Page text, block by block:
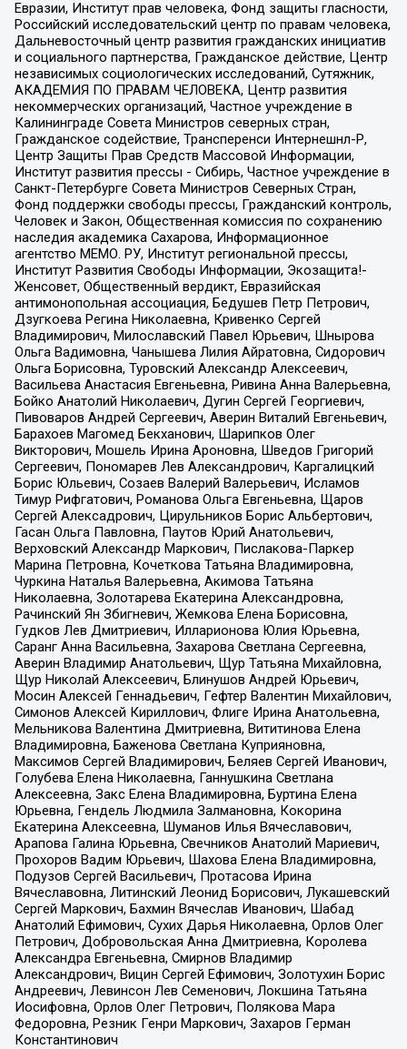
Евразии, Институт прав человека, Фонд защиты гласности,
Российский исследовательский центр по правам человека,
Дальневосточный центр развития гражданских инициатив
и социального партнерства, Гражданское действие, Центр
независимых социологических исследований, Сутяжник,
АКАДЕМИЯ ПО ПРАВАМ ЧЕЛОВЕКА, Центр развития
некоммерческих организаций, Частное учреждение в
Калининграде Совета Министров северных стран,
Гражданское содействие, Трансперенси Интернешнл-Р,
Центр Защиты Прав Средств Массовой Информации,
Институт развития прессы - Сибирь, Частное учреждение в
Санкт-Петербурге Совета Министров Северных Стран,
Фонд поддержки свободы прессы, Гражданский контроль,
Человек и Закон, Общественная комиссия по сохранению
наследия академика Сахарова, Информационное
агентство МЕМО. РУ, Институт региональной прессы,
Институт Развития Свободы Информации, Экозащита!-
Женсовет, Общественный вердикт, Евразийская
антимонопольная ассоциация, Бедушев Петр Петрович,
Дзугкоева Регина Николаевна, Кривенко Сергей
Владимирович, Милославский Павел Юрьевич, Шнырова
Ольга Вадимовна, Чанышева Лилия Айратовна, Сидорович
Ольга Борисовна, Туровский Александр Алексеевич,
Васильева Анастасия Евгеньевна, Ривина Анна Валерьевна,
Бойко Анатолий Николаевич, Дугин Сергей Георгиевич,
Пивоваров Андрей Сергеевич, Аверин Виталий Евгеньевич,
Барахоев Магомед Бекханович, Шарипков Олег
Викторович, Мошель Ирина Ароновна, Шведов Григорий
Сергеевич, Пономарев Лев Александрович, Каргалицкий
Борис Юльевич, Созаев Валерий Валерьевич, Исламов
Тимур Рифгатович, Романова Ольга Евгеньевна, Щаров
Сергей Алексадрович, Цирульников Борис Альбертович,
Гасан Ольга Павловна, Паутов Юрий Анатольевич,
Верховский Александр Маркович, Пислакова-Паркер
Марина Петровна, Кочеткова Татьяна Владимировна,
Чуркина Наталья Валерьевна, Акимова Татьяна
Николаевна, Золотарева Екатерина Александровна,
Рачинский Ян Збигневич, Жемкова Елена Борисовна,
Гудков Лев Дмитриевич, Илларионова Юлия Юрьевна,
Саранг Анна Васильевна, Захарова Светлана Сергеевна,
Аверин Владимир Анатольевич, Щур Татьяна Михайловна,
Щур Николай Алексеевич, Блинушов Андрей Юрьевич,
Мосин Алексей Геннадьевич, Гефтер Валентин Михайлович,
Симонов Алексей Кириллович, Флиге Ирина Анатольевна,
Мельникова Валентина Дмитриевна, Вититинова Елена
Владимировна, Баженова Светлана Куприяновна,
Максимов Сергей Владимирович, Беляев Сергей Иванович,
Голубева Елена Николаевна, Ганнушкина Светлана
Алексеевна, Закс Елена Владимировна, Буртина Елена
Юрьевна, Гендель Людмила Залмановна, Кокорина
Екатерина Алексеевна, Шуманов Илья Вячеславович,
Арапова Галина Юрьевна, Свечников Анатолий Мариевич,
Прохоров Вадим Юрьевич, Шахова Елена Владимировна,
Подузов Сергей Васильевич, Протасова Ирина
Вячеславовна, Литинский Леонид Борисович, Лукашевский
Сергей Маркович, Бахмин Вячеслав Иванович, Шабад
Анатолий Ефимович, Сухих Дарья Николаевна, Орлов Олег
Петрович, Добровольская Анна Дмитриевна, Королева
Александра Евгеньевна, Смирнов Владимир
Александрович, Вицин Сергей Ефимович, Золотухин Борис
Андреевич, Левинсон Лев Семенович, Локшина Татьяна
Иосифовна, Орлов Олег Петрович, Полякова Мара
Федоровна, Резник Генри Маркович, Захаров Герман
Константинович